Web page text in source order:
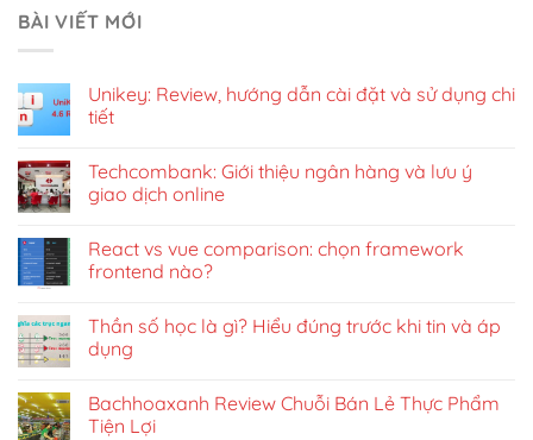
BÀI VIẾT MỚI
Unikey: Review, hướng dẫn cài đặt và sử dụng chi
tiết
Techcombank: Giới thiệu ngân hàng và lưu ý
giao dịch online
React vs vue comparison: chọn framework
frontend nào?
Thần số học là gì? Hiểu đúng trước khi tin và áp
dụng
Bachhoaxanh Review Chuỗi Bán Lẻ Thực Phẩm
Tiện Lợi